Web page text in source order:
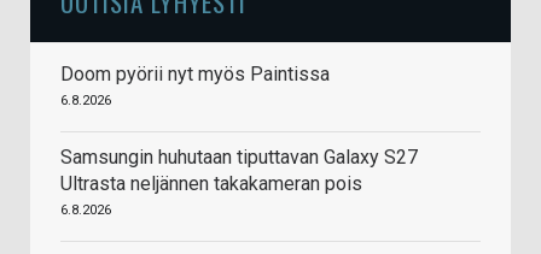
Doom pyörii nyt myös Paintissa
6.8.2026
Samsungin huhutaan tiputtavan Galaxy S27
Ultrasta neljännen takakameran pois
6.8.2026